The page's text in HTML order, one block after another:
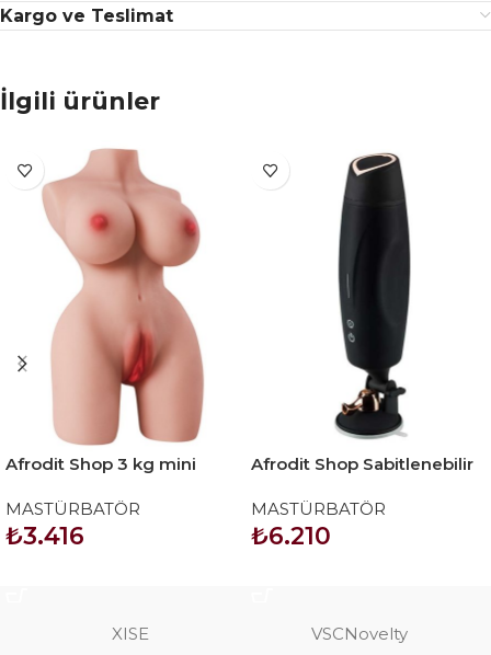
Kargo ve Teslimat
İlgili ürünler
Afrodit Shop 3 kg mini
MASTÜRBATÖR
₺3.416
Afrodit Shop Sabitlenebilir
MASTÜRBATÖR
₺6.210
XISE VSCNovelty